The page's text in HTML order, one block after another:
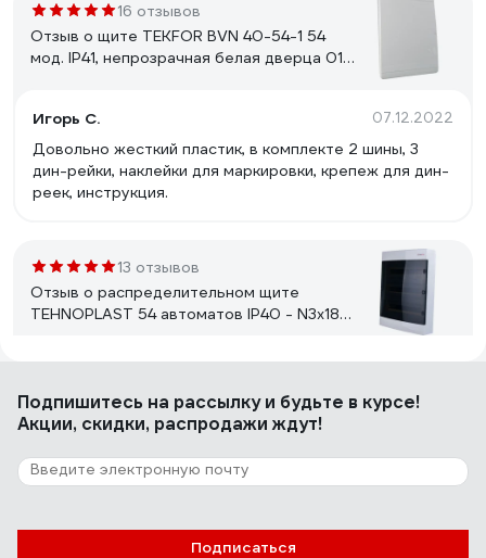
16 отзывов
Отзыв о щите TEKFOR BVN 40-54-1 54
мод. IP41, непрозрачная белая дверца 01-
Игорь С.
07.12.2022
Довольно жесткий пластик, в комплекте 2 шины, 3
дин-рейки, наклейки для маркировки, крепеж для дин-
реек, инструкция.
13 отзывов
Отзыв о распределительном щите
TEHNOPLAST 54 автоматов IP40 - N3x18C
За такую цену нормальный вариант
15 отзывов
PRAGMA IP40 24м2р бел бел. двер
Подпишитесь на рассылкуи будьте в курсе!
Акции, скидки, распродажи ждут!
Подписаться